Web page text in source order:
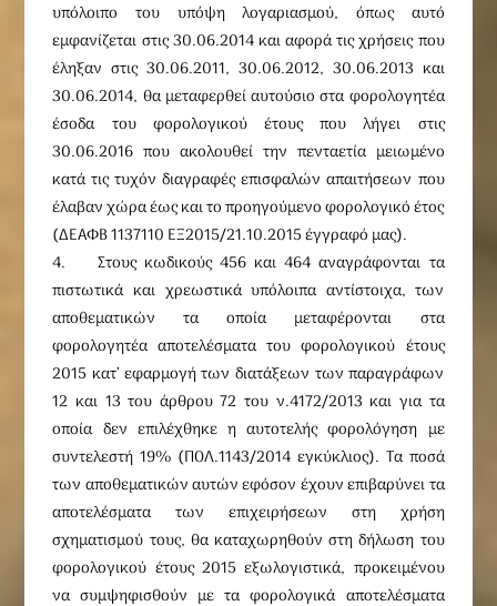
υπόλοιπο του υπόψη λογαριασμού, όπως αυτό
εμφανίζεται στις 30.06.2014 και αφορά τις χρήσεις που
έληξαν στις 30.06.2011, 30.06.2012, 30.06.2013 και
30.06.2014, θα μεταφερθεί αυτούσιο στα φορολογητέα
έσοδα του φορολογικού έτους που λήγει στις
30.06.2016 που ακολουθεί την πενταετία μειωμένο
κατά τις τυχόν διαγραφές επισφαλών απαιτήσεων που
έλαβαν χώρα έως και το προηγούμενο φορολογικό έτος
(ΔΕΑΦΒ 1137110 ΕΞ2015/21.10.2015 έγγραφό μας).
4. Στους κωδικούς 456 και 464 αναγράφονται τα
πιστωτικά και χρεωστικά υπόλοιπα αντίστοιχα, των
αποθεματικών τα οποία μεταφέρονται στα
φορολογητέα αποτελέσματα του φορολογικού έτους
2015 κατ’ εφαρμογή των διατάξεων των παραγράφων
12 και 13 του άρθρου 72 του ν.4172/2013 και για τα
οποία δεν επιλέχθηκε η αυτοτελής φορολόγηση με
συντελεστή 19% (ΠΟΛ.1143/2014 εγκύκλιος). Τα ποσά
των αποθεματικών αυτών εφόσον έχουν επιβαρύνει τα
αποτελέσματα των επιχειρήσεων στη χρήση
σχηματισμού τους, θα καταχωρηθούν στη δήλωση του
φορολογικού έτους 2015 εξωλογιστικά, προκειμένου
να συμψηφισθούν με τα φορολογικά αποτελέσματα